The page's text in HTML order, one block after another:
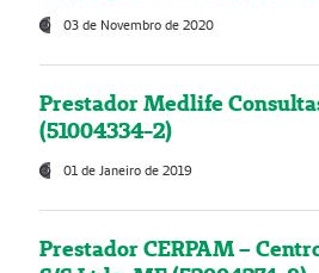
03 de Novembro de 2020
Prestador Medlife
(51004334-2)
01 de Janeiro de 2019
Prestador CERPAM –